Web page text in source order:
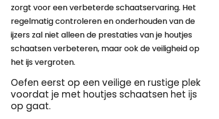
zorgt voor een verbeterde schaatservaring. Het
regelmatig controleren en onderhouden van de
ijzers zal niet alleen de prestaties van je houtjes
schaatsen verbeteren, maar ook de veiligheid op
het ijs vergroten.
Oefen eerst op een veilige en rustige plek
voordat je met houtjes schaatsen het ijs
op gaat.